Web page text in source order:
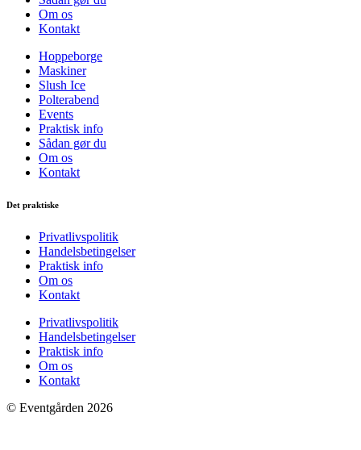
Om os
Kontakt
Hoppeborge
Maskiner
Slush Ice
Polterabend
Events
Praktisk info
Sådan gør du
Om os
Kontakt
Det praktiske
Privatlivspolitik
Handelsbetingelser
Praktisk info
Om os
Kontakt
Privatlivspolitik
Handelsbetingelser
Praktisk info
Om os
Kontakt
© Eventgården 2026